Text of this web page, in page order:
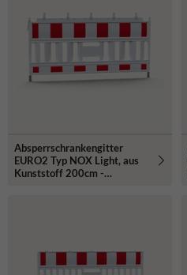
Absperrschrankengitter
EURO2 Typ NOX Light, aus
Kunststoff 200cm -